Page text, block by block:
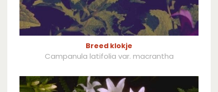
Breed klokje
Campanula latifolia var. macrantha